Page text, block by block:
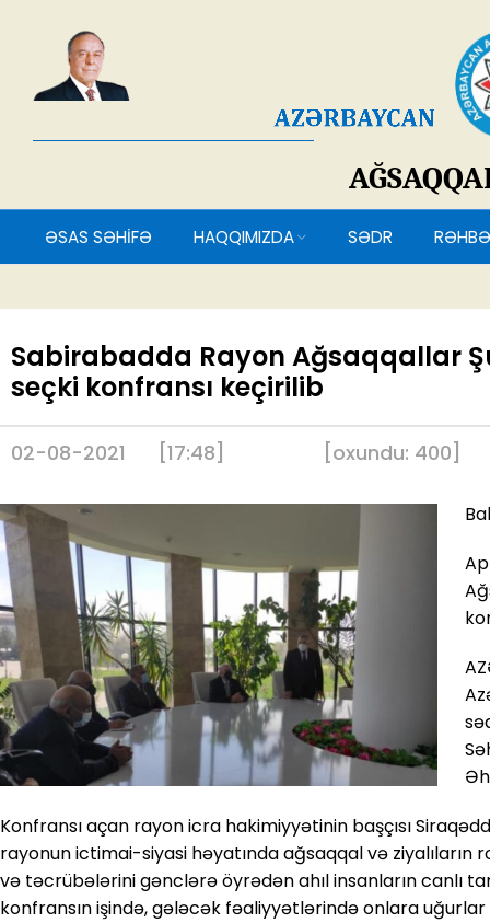
ƏSAS SƏHİFƏ HAQQIMIZDA SƏDR
Sabirabadda Rayon Ağsaqqallar
seçki konfransı keçirilib
02-08-2021 [17:48] oxundu: 400
Konfransı açan rayon icra hakimiyyətinin başçısı
rayonun ictimai-siyasi həyatında ağsaqqal və ziyalıların
və təcrübələrini gənclərə öyrədən ahıl insanların canlı
konfransın işində, gələcək fəaliyyətlərində onlara uğurlar